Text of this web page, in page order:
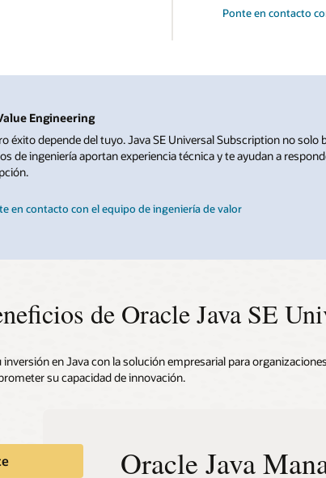
Ponte en contacto
Engineering
éxito depende del tuyo. Java SE Universal Subscription no
de ingeniería aportan experiencia técnica y te ayudan a
en contacto con el equipo de ingeniería de valor
de Oracle Java SE
en Java con la solución empresarial para
su capacidad de innovación.
Oracle Java
Seguridad mejorada